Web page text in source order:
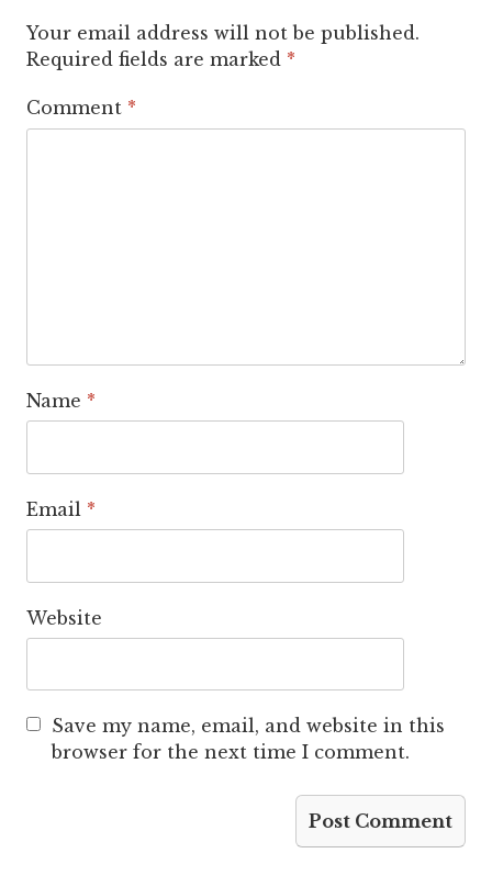
Your email address will not be published.
Required fields are marked *
Comment *
Name *
Email *
Website
Save my name, email, and website in this
browser for the next time I comment.